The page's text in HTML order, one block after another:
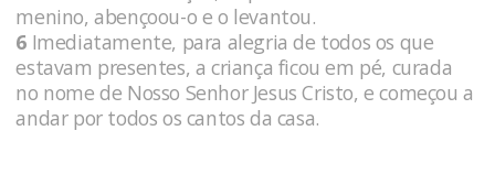
menino, abençoou-o e o levantou.
6 Imediatamente, para alegria de todos os que
estavam presentes, a criança ficou em pé, curada
no nome de Nosso Senhor Jesus Cristo, e começou a
andar por todos os cantos da casa.